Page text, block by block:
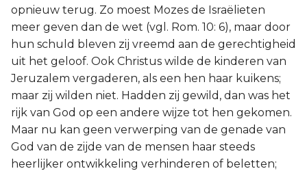
opnieuw terug. Zo moest Mozes de Israëlieten
meer geven dan de wet (vgl. Rom. 10: 6), maar door
hun schuld bleven zij vreemd aan de gerechtigheid
uit het geloof. Ook Christus wilde de kinderen van
Jeruzalem vergaderen, als een hen haar kuikens;
maar zij wilden niet. Hadden zij gewild, dan was het
rijk van God op een andere wijze tot hen gekomen.
Maar nu kan geen verwerping van de genade van
God van de zijde van de mensen haar steeds
heerlijker ontwikkeling verhinderen of beletten;